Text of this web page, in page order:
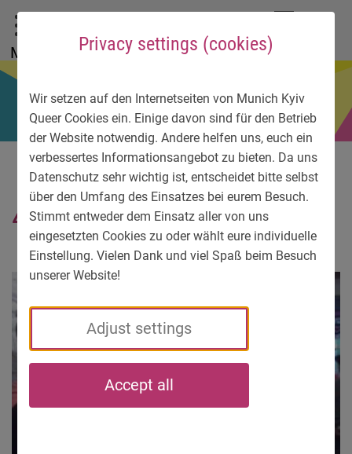
Privacy settings (cookies)
Wir setzen auf den Internetseiten von Munich Kyiv
Queer Cookies ein. Einige davon sind für den Betrieb
der Website notwendig. Andere helfen uns, euch ein
verbessertes Informationsangebot zu bieten. Da uns
Datenschutz sehr wichtig ist, entscheidet bitte selbst
über den Umfang des Einsatzes bei eurem Besuch.
Stimmt entweder dem Einsatz aller von uns
eingesetzten Cookies zu oder wählt eure individuelle
Einstellung. Vielen Dank und viel Spaß beim Besuch
unserer Website!
Adjust settings
Accept all
To main menu
To language menu
To search
To content
To service information
Menu
4553-3